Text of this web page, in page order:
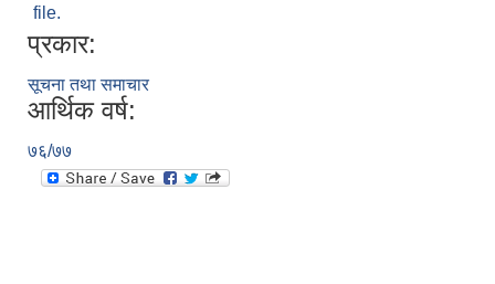
file.
प्रकार:
सूचना तथा समाचार
आर्थिक वर्ष:
७६/७७